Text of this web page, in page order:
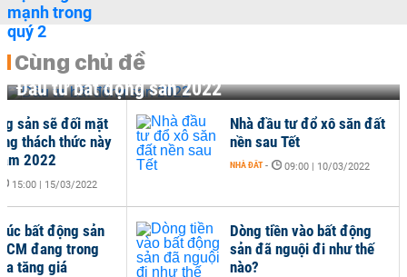
Cùng chủ đề
Đầu tư bất động sản 2022
Dòng tiền vào bất động
sản đã nguội đi như thế
nào?
sản sẽ đối mặt
thách thức này
2022
15:00 | 15/03/2022
bất động sản
đang trong
tăng giá
Nhà đầu tư đổ xô săn đất
nền sau Tết
NHÀ ĐẤT - 09:00 | 10/03/2022